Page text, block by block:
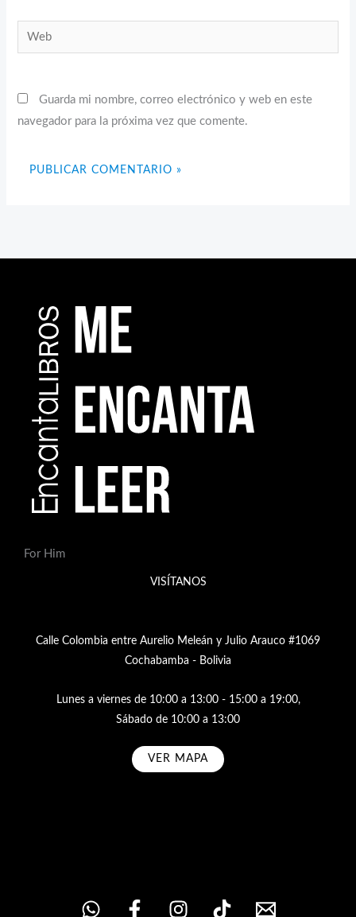
Web
Guarda mi nombre, correo electrónico y web en este
navegador para la próxima vez que comente.
For Him
VISÍTANOS
Calle Colombia entre Aurelio Meleán y Julio Arauco #1069
Cochabamba - Bolivia
Lunes a viernes de 10:00 a 13:00 - 15:00 a 19:00,
Sábado de 10:00 a 13:00
VER MAPA